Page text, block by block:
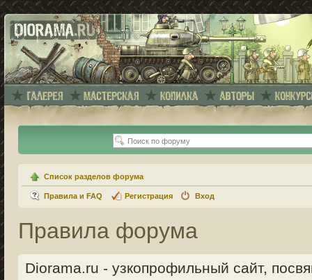
Список разделов форума
Правила и FAQ Регистрация Вход
Правила форума
Diorama.ru - узкопрофильный сайт,